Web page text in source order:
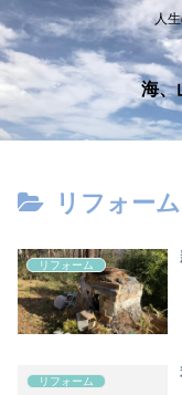
人
海、
リフォーム
リフォーム
リフォーム